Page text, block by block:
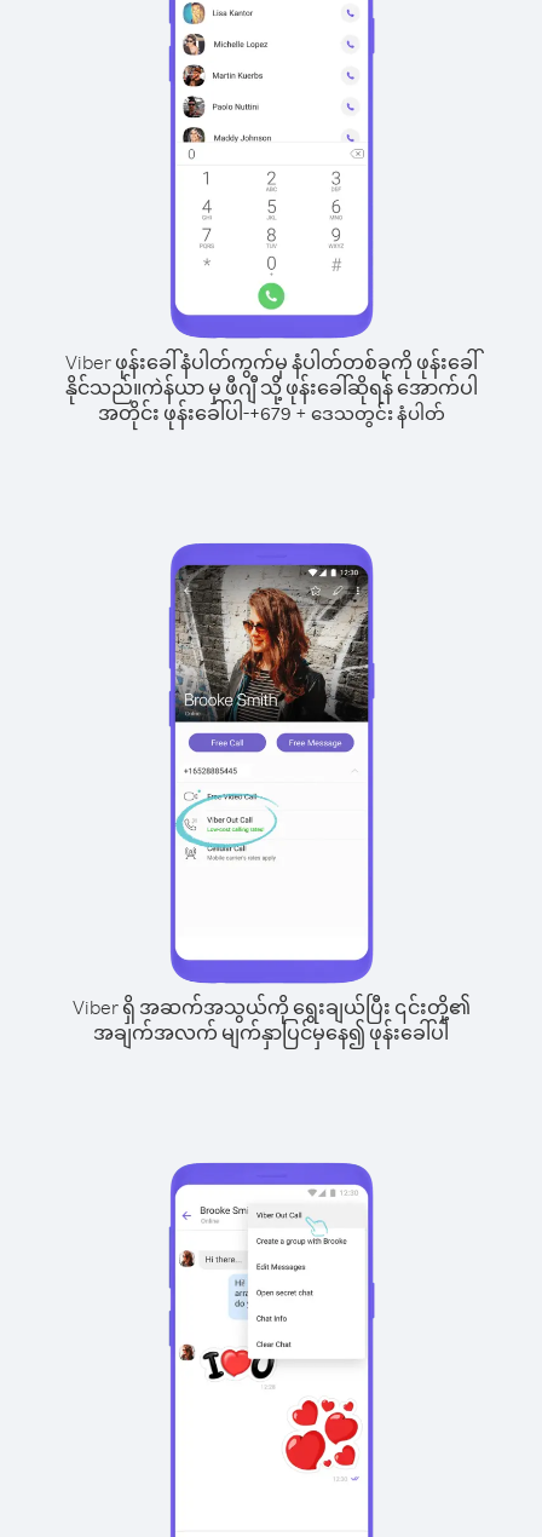
Viber ဖုန်းခေါ်နံပါတ်ကွက်မှ နံပါတ်တစ်ခုကို ဖုန်းခေါ်
နိုင်သည်။ကဲန်ယာ မှ ဖီဂျီ သို့ ဖုန်းခေါ်ဆိုရန် အောက်ပါ
အတိုင်း ဖုန်းခေါ်ပါ-+679+ ဒေသတွင်း နံပါတ်
Viber ရှိ အဆက်အသွယ်ကို ရွေးချယ်ပြီး ၎င်းတို့၏
အချက်အလက် မျက်နှာပြင်မှနေ၍ ဖုန်းခေါ်ပါ